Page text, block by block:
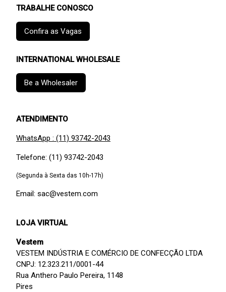
TRABALHE CONOSCO
Confira as Vagas
INTERNATIONAL WHOLESALE
Be a Wholesaler
ATENDIMENTO
WhatsApp : (11) 93742-2043
Telefone: (11) 93742-2043
(Segunda à Sexta das 10h-17h)
Email: sac@vestem.com
LOJA VIRTUAL
Vestem
VESTEM INDÚSTRIA E COMÉRCIO DE CONFECÇÃO LTDA
CNPJ: 12.323.211/0001-44
Rua Anthero Paulo Pereira, 1148
Pires